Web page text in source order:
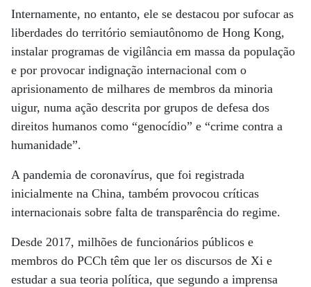
Internamente, no entanto, ele se destacou por sufocar as
liberdades do território semiautônomo de Hong Kong,
instalar programas de vigilância em massa da população
e por provocar indignação internacional com o
aprisionamento de milhares de membros da minoria
uigur, numa ação descrita por grupos de defesa dos
direitos humanos como “genocídio” e “crime contra a
humanidade”.
A pandemia de coronavírus, que foi registrada
inicialmente na China, também provocou críticas
internacionais sobre falta de transparência do regime.
Desde 2017, milhões de funcionários públicos e
membros do PCCh têm que ler os discursos de Xi e
estudar a sua teoria política, que segundo a imprensa